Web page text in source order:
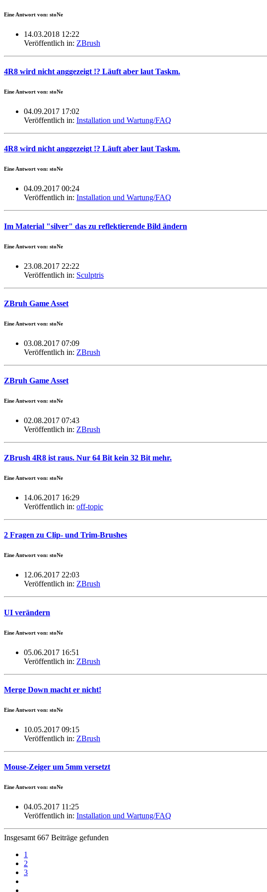
Eine Antwort von: stoNe
14.03.2018 12:22
Veröffentlich in: ZBrush
4R8 wird nicht anggezeigt !? Läuft aber laut Taskm.
Eine Antwort von: stoNe
04.09.2017 17:02
Veröffentlich in: Installation und Wartung/FAQ
4R8 wird nicht anggezeigt !? Läuft aber laut Taskm.
Eine Antwort von: stoNe
04.09.2017 00:24
Veröffentlich in: Installation und Wartung/FAQ
Im Material "silver" das zu reflektierende Bild ändern
Eine Antwort von: stoNe
23.08.2017 22:22
Veröffentlich in: Sculptris
ZBruh Game Asset
Eine Antwort von: stoNe
03.08.2017 07:09
Veröffentlich in: ZBrush
ZBruh Game Asset
Eine Antwort von: stoNe
02.08.2017 07:43
Veröffentlich in: ZBrush
ZBrush 4R8 ist raus. Nur 64 Bit kein 32 Bit mehr.
Eine Antwort von: stoNe
14.06.2017 16:29
Veröffentlich in: off-topic
2 Fragen zu Clip- und Trim-Brushes
Eine Antwort von: stoNe
12.06.2017 22:03
Veröffentlich in: ZBrush
UI verändern
Eine Antwort von: stoNe
05.06.2017 16:51
Veröffentlich in: ZBrush
Merge Down macht er nicht!
Eine Antwort von: stoNe
10.05.2017 09:15
Veröffentlich in: ZBrush
Mouse-Zeiger um 5mm versetzt
Eine Antwort von: stoNe
04.05.2017 11:25
Veröffentlich in: Installation und Wartung/FAQ
Insgesamt 667 Beiträge gefunden
1
2
3